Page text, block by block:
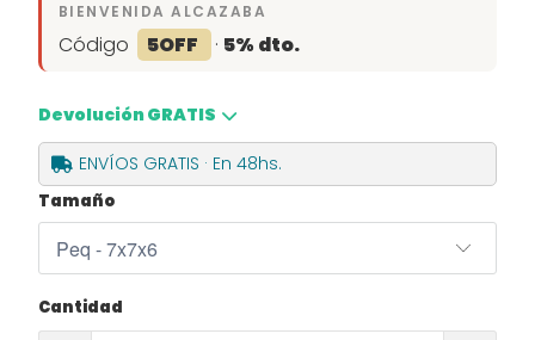
BIENVENIDA ALCAZABA
Código 5OFF · 5% dto.
Devolución GRATIS
ENVÍOS GRATIS · En 48hs.
Tamaño
Cantidad